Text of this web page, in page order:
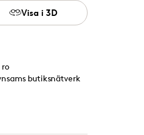
Visa i 3D
ro
butiksnätverk